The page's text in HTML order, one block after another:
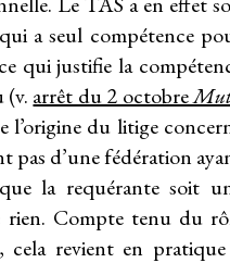
a seul compétence
qui justifie la
(v. arrêt du 2 octobre
l’origine du litige
pas d’une fédération
la requérante soit
rien. Compte tenu du
revient en